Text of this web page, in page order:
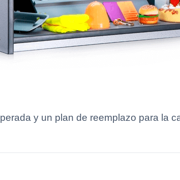
y un plan de reemplazo para la